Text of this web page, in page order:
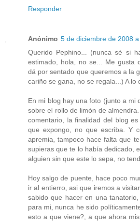
Responder
Anónimo 5 de diciembre de 2008
Querido Pephino... (nunca sé si
estimado, hola, no se... Me gusta
dá por sentado que queremos a la
cariño se gana, no se regala...) A lo
En mi blog hay una foto (junto a mi
sobre el rollo de limón de
comentario, la finalidad del blog
que expongo, no que escriba. Y
apremia, tampoco hace falta que
supieras que te lo había dedicado,
alguien sin que este lo sepa, no
Hoy salgo de puente, hace poco
ir al entierro, asi que iremos a
sabido que hacer en una
para mi, nunca he sido
esto a que viene?, a que ahora